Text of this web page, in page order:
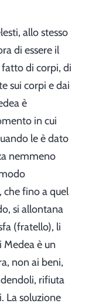
allo stesso
di essere il
di corpi, di
sui corpi e dai
è
in cui
le è dato
nemmeno
che fino a quel
si allontana
(fratello), li
è un
non ai beni,
rifiuta
La soluzione